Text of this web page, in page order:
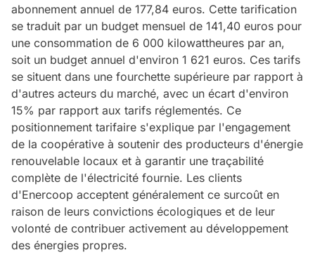
abonnement annuel de 177,84 euros. Cette tarification
se traduit par un budget mensuel de 141,40 euros pour
une consommation de 6 000 kilowattheures par an,
soit un budget annuel d'environ 1 621 euros. Ces tarifs
se situent dans une fourchette supérieure par rapport à
d'autres acteurs du marché, avec un écart d'environ
15% par rapport aux tarifs réglementés. Ce
positionnement tarifaire s'explique par l'engagement
de la coopérative à soutenir des producteurs d'énergie
renouvelable locaux et à garantir une traçabilité
complète de l'électricité fournie. Les clients
d'Enercoop acceptent généralement ce surcoût en
raison de leurs convictions écologiques et de leur
volonté de contribuer activement au développement
des énergies propres.